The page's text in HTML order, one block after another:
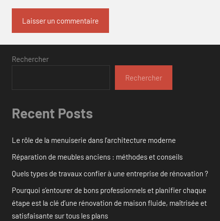
Rechercher
Rechercher
Recent Posts
Le rôle de la menuiserie dans l’architecture moderne
Réparation de meubles anciens : méthodes et conseils
Quels types de travaux confier à une entreprise de rénovation ?
Pourquoi s’entourer de bons professionnels et planifier chaque
étape est la clé d’une rénovation de maison fluide, maîtrisée et
satisfaisante sur tous les plans